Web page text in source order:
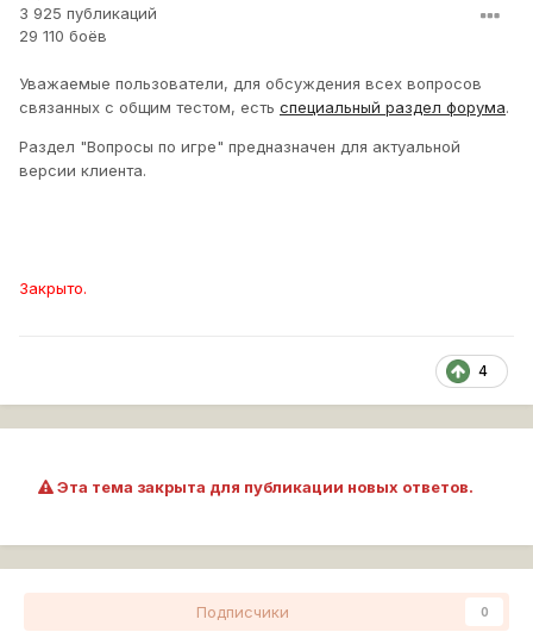
3 925 публикаций
29 110 боёв
Уважаемые пользователи, для обсуждения всех вопросов
связанных с общим тестом, есть специальный раздел форума.
Раздел "Вопросы по игре" предназначен для актуальной
версии клиента.
Закрыто.
4
Эта тема закрыта для публикации новых ответов.
Подписчики 0